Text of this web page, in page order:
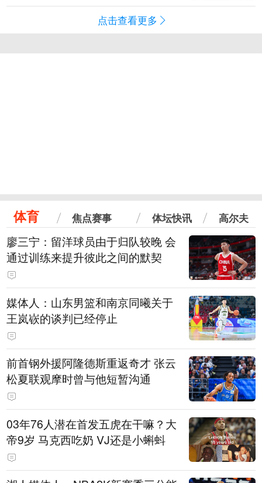
点击查看更多
体育 焦点赛事 体坛快讯 高尔夫
廖三宁：留洋球员由于归队较晚 会
通过训练来提升彼此之间的默契
媒体人：山东男篮和南京同曦关于
王岚嵚的谈判已经停止
前首钢外援阿隆德斯重返奇才 张云
松夏联观摩时曾与他短暂沟通
03年76人潜在首发五虎在干嘛？大
帝9岁 马克西吃奶 VJ还是小蝌蚪